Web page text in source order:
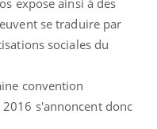
se traduire par
sociales du
convention
s'annoncent donc